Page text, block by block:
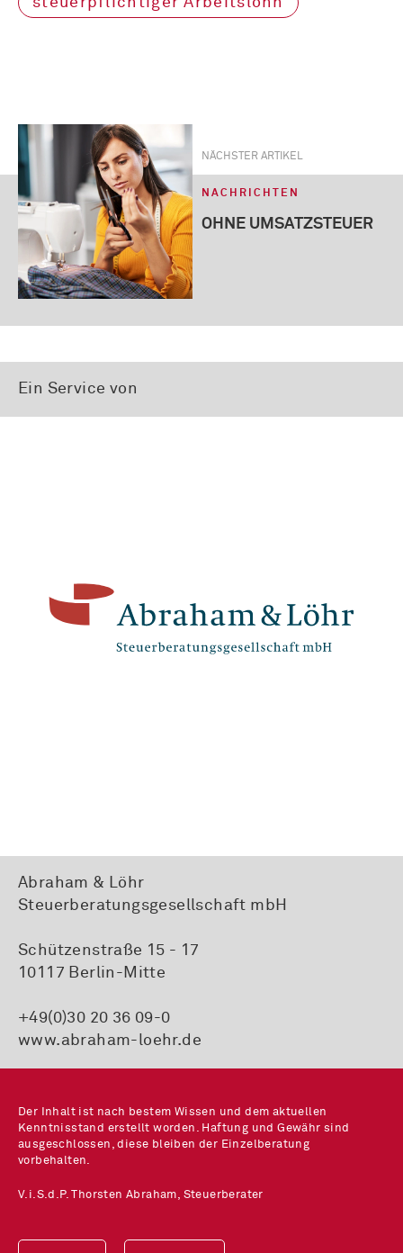
NÄCHSTER ARTIKEL
NACHRICHTEN
OHNE UMSATZSTEUER
Ein Service von
Abraham & Löhr
Steuerberatungsgesellschaft mbH
Schützenstraße 15 - 17
10117 Berlin-Mitte
+49(0)30 20 36 09-0
www.abraham-loehr.de
Der Inhalt ist nach bestem Wissen und dem aktuellen
Kenntnisstand erstellt worden. Haftung und Gewähr sind
ausgeschlossen, diese bleiben der Einzelberatung
vorbehalten.
V.i.S.d.P. Thorsten Abraham, Steuerberater